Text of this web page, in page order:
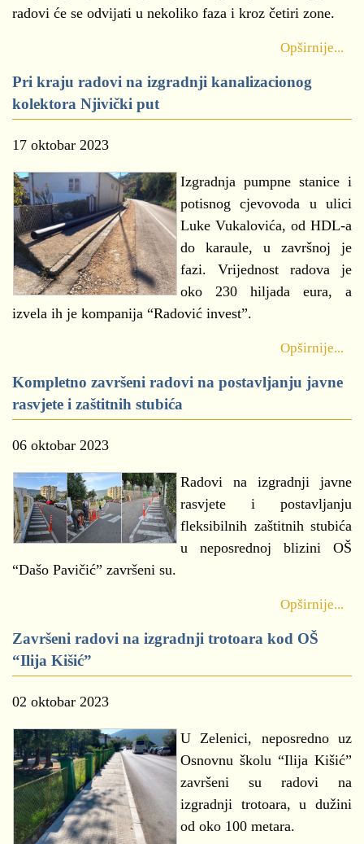
radovi će se odvijati u nekoliko faza i kroz četiri zone.
Opširnije...
Pri kraju radovi na izgradnji kanalizacionog
kolektora Njivički put
17 oktobar 2023
Izgradnja pumpne stanice i
potisnog cjevovoda u ulici
Luke Vukalovića, od HDL-a
do karaule, u završnoj je
fazi. Vrijednost radova je
oko 230 hiljada eura, a
izvela ih je kompanija “Radović invest”.
Opširnije...
Kompletno završeni radovi na postavljanju javne
rasvjete i zaštitnih stubića
06 oktobar 2023
Radovi na izgradnji javne
rasvjete i postavljanju
fleksibilnih zaštitnih stubića
u neposrednoj blizini OŠ
“Dašo Pavičić” završeni su.
Opširnije...
Završeni radovi na izgradnji trotoara kod OŠ
“Ilija Kišić”
02 oktobar 2023
U Zelenici, neposredno uz
Osnovnu školu “Ilija Kišić”
završeni su radovi na
izgradnji trotoara, u dužini
od oko 100 metara.